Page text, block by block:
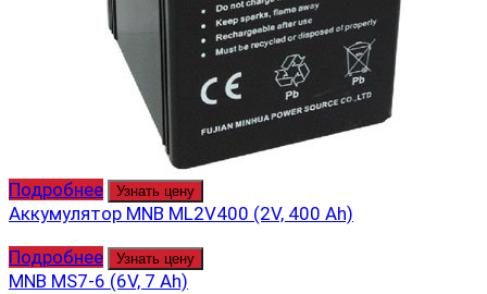
Подробнее Узнать цену
Аккумулятор MNB ML2V400 (2V, 400 Ah)
Подробнее
Узнать цену
MNB MS7-6 (6V, 7 Ah)